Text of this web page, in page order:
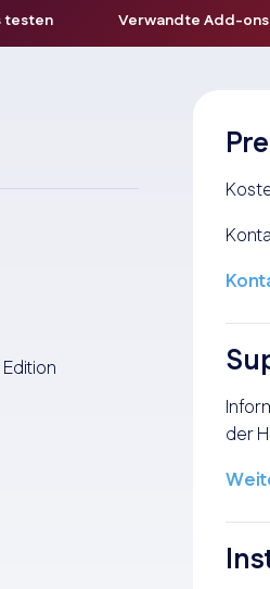
testen Verwandte Add-ons
der